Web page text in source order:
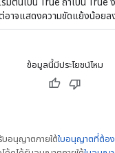
อาจแสดงความขัดแย้งน้อยล
ข้อมูลนี้มีประโยชน์ไหม
บอนุญาตภายใต้ใบอนุญาตที่ต้อ